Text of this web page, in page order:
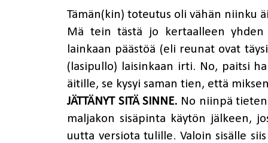
Tämän(kin) toteutus oli vähän niinku
Mä tein tästä jo kertaalleen
lainkaan päästöä (eli reunat ovat
(lasipullo) laisinkaan irti. No, paitsi
äitille, se kysyi saman tien, että
JÄTTÄNYT SITÄ SINNE. No niinpä
maljakon sisäpinta käytön jälkeen,
uutta versiota tulille. Valoin sisälle